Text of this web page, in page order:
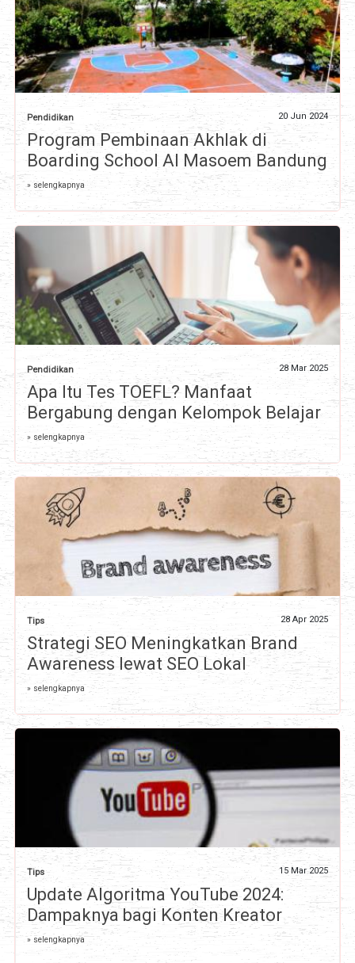
Pendidikan 20 Jun 2024
Program Pembinaan Akhlak di
Boarding School Al Masoem Bandung
» selengkapnya
Pendidikan 28 Mar 2025
Apa Itu Tes TOEFL? Manfaat
Bergabung dengan Kelompok Belajar
» selengkapnya
Tips 28 Apr 2025
Strategi SEO Meningkatkan Brand
Awareness lewat SEO Lokal
» selengkapnya
Tips 15 Mar 2025
Update Algoritma YouTube 2024:
Dampaknya bagi Konten Kreator
» selengkapnya